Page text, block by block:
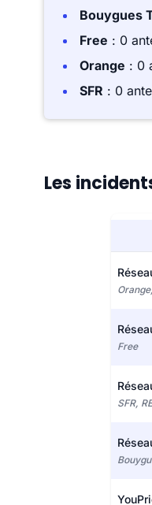
Bouygues
Free : 0
Orange : 0
SFR : 0
Les
Free
SFR,